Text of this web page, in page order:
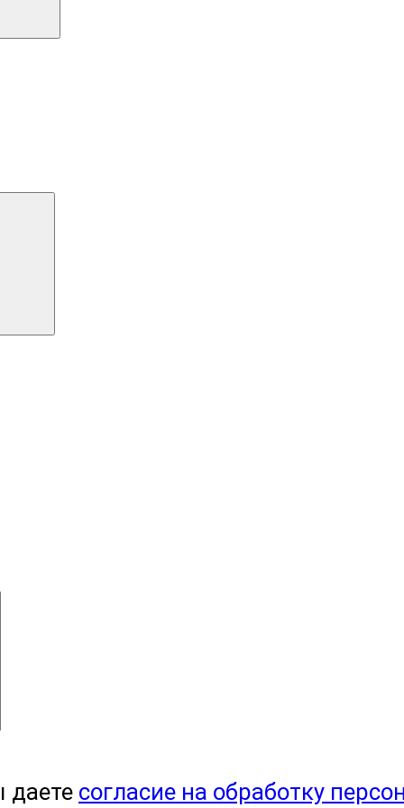
даете согласие на обработку